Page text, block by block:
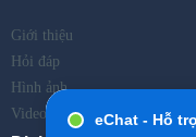
Giới thiệu
Hỏi đáp
Hình ảnh
Video